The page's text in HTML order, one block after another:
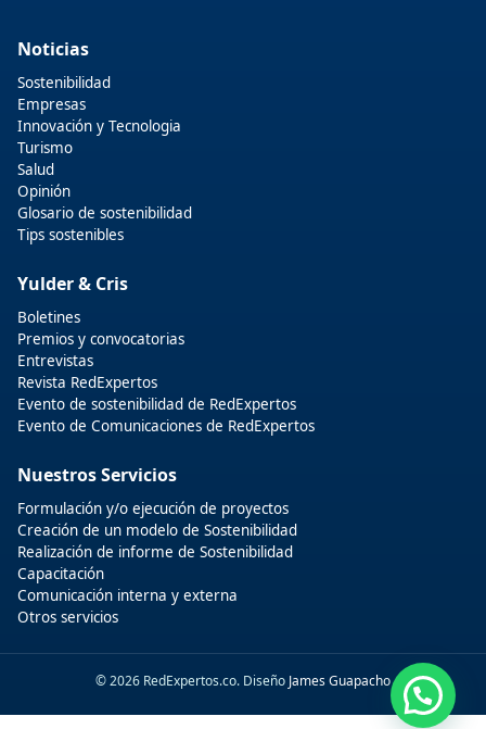
Noticias
Sostenibilidad
Empresas
Innovación y Tecnologia
Turismo
Salud
Opinión
Glosario de sostenibilidad
Tips sostenibles
Yulder & Cris
Boletines
Premios y convocatorias
Entrevistas
Revista RedExpertos
Evento de sostenibilidad de RedExpertos
Evento de Comunicaciones de RedExpertos
Nuestros Servicios
Formulación y/o ejecución de proyectos
Creación de un modelo de Sostenibilidad
Realización de informe de Sostenibilidad
Capacitación
Comunicación interna y externa
Otros servicios
© 2026 RedExpertos.co. Diseño James Guapacho